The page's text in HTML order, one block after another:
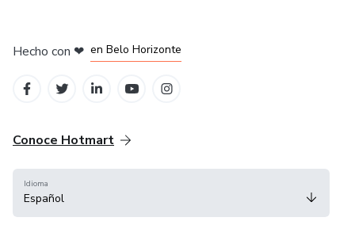
Hecho con ❤ en Belo Horizonte
Conoce Hotmart
Idioma
Español